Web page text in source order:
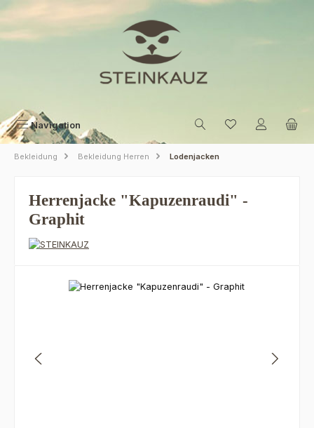
Zum Hauptinhalt springen
Navigation
Bekleidung Bekleidung Herren Lodenjacken
Herrenjacke "Kapuzenraudi" -
Graphit
Bildergalerie überspringen